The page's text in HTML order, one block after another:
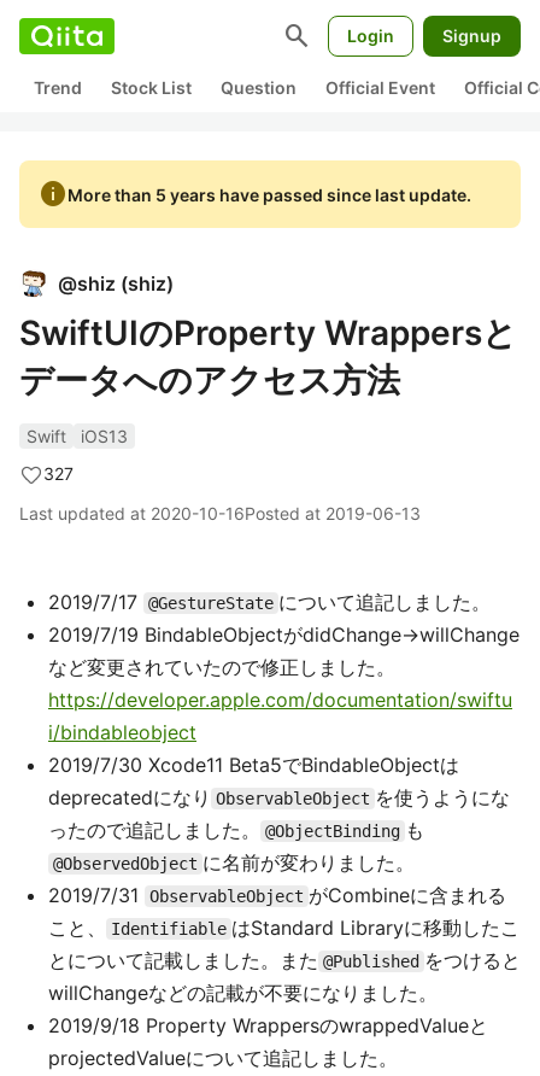
search Login Signup
Trend Stock List Question Official Event Official
infoMore than 5 years have passed since last update.
@shiz (shiz)
SwiftUIのProperty Wrappersと
データへのアクセス方法
Swift
iOS13
327
Last updated at 2020-10-16Posted at 2019-06-13
2019/7/17 @GestureState について追記しました。
2019/7/19 BindableObjectがdidChange->willChange
など変更されていたので修正しました。
https://developer.apple.com/documentation/swiftu
i/bindableobject
2019/7/30 Xcode11 Beta5でBindableObjectは
deprecatedになり ObservableObject を使うようにな
ったので追記しました。
@ObjectBinding も
@ObservedObject に名前が変わりました。
2019/7/31
ObservableObject がCombineに含まれる
こと、
Identifiable はStandard Libraryに移動したこ
とについて記載しました。また @Published をつけると
willChangeなどの記載が不要になりました。
2019/9/18 Property WrappersのwrappedValueと
projectedValueについて追記しました。